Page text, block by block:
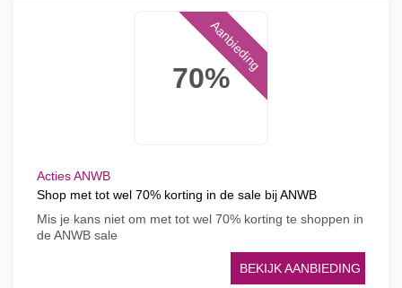
70%
Aanbieding
Acties ANWB
Shop met tot wel 70% korting in de sale bij ANWB
Mis je kans niet om met tot wel 70% korting te shoppen in
de ANWB sale
BEKIJK AANBIEDING